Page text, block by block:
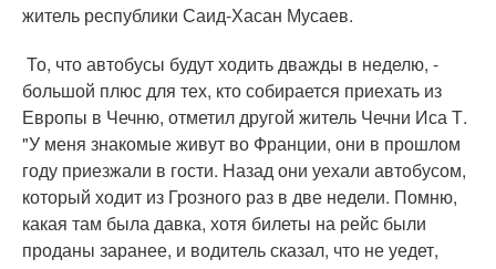
житель республики Саид-Хасан Мусаев.
То, что автобусы будут ходить дважды в неделю, -
большой плюс для тех, кто собирается приехать из
Европы в Чечню, отметил другой житель Чечни Иса Т.
"У меня знакомые живут во Франции, они в прошлом
году приезжали в гости. Назад они уехали автобусом,
который ходит из Грозного раз в две недели. Помню,
какая там была давка, хотя билеты на рейс были
проданы заранее, и водитель сказал, что не уедет,